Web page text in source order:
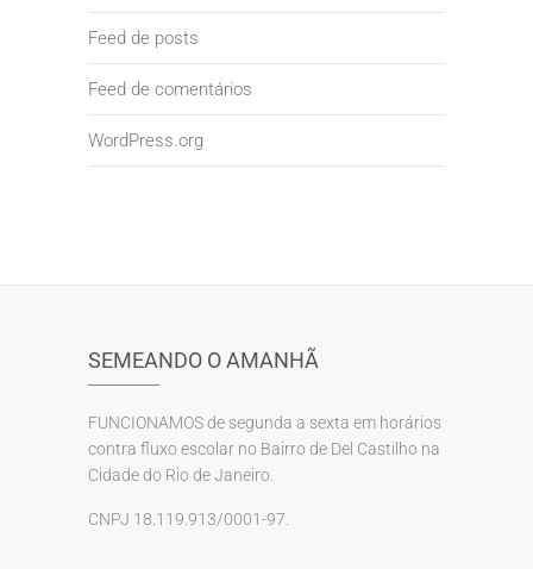
Feed de posts
Feed de comentários
WordPress.org
SEMEANDO O AMANHÃ
FUNCIONAMOS de segunda a sexta em horários
contra fluxo escolar no Bairro de Del Castilho na
Cidade do Rio de Janeiro.
CNPJ 18.119.913/0001-97.